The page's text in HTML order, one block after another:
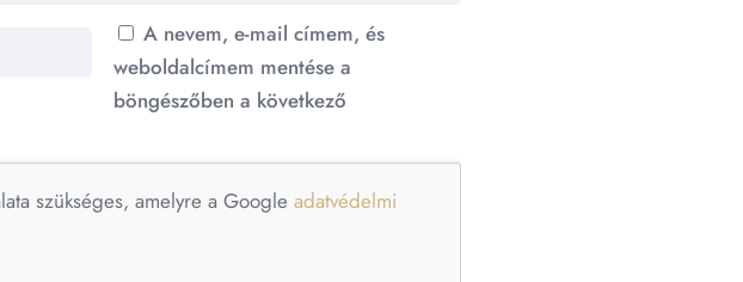
A nevem, e-mail címem, és
weboldalcímem mentése a
böngészőben a következő
szükséges, amelyre a Google adatvédelmi